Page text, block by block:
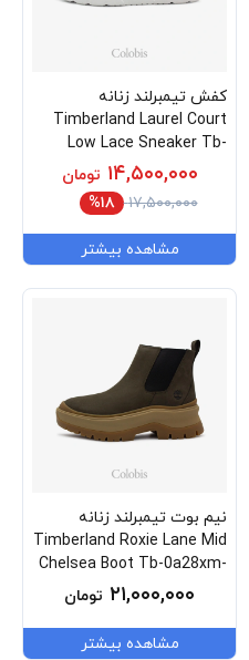
کفش تیمبرلند زنانه
Timberland Laurel Court
Low Lace Sneaker Tb-
0a2pph-E03
۱۴,۵۰۰,۰۰۰ تومان
۱۷,۵۰۰,۰۰۰
%۱۸
مشاهده بیشتر
نیم بوت تیمبرلند زنانه
Timberland Roxie Lane Mid
Chelsea Boot Tb-0a28xm-
۲۱,۰۰۰,۰۰۰ تومان
مشاهده بیشتر